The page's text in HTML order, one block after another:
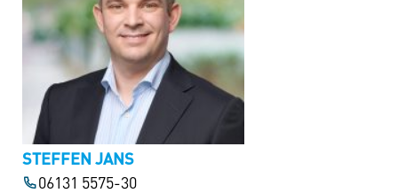
STEFFEN JANS
06131 5575-30